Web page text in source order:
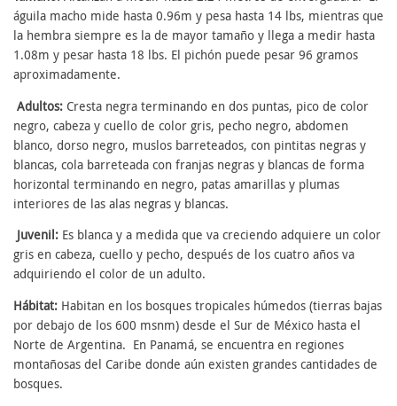
águila macho mide hasta 0.96m y pesa hasta 14 lbs, mientras que
la hembra siempre es la de mayor tamaño y llega a medir hasta
1.08m y pesar hasta 18 lbs. El pichón puede pesar 96 gramos
aproximadamente.
Adultos: Cresta negra terminando en dos puntas, pico de color
negro, cabeza y cuello de color gris, pecho negro, abdomen
blanco, dorso negro, muslos barreteados, con pintitas negras y
blancas, cola barreteada con franjas negras y blancas de forma
horizontal terminando en negro, patas amarillas y plumas
interiores de las alas negras y blancas.
Juvenil: Es blanca y a medida que va creciendo adquiere un color
gris en cabeza, cuello y pecho, después de los cuatro años va
adquiriendo el color de un adulto.
Hábitat: Habitan en los bosques tropicales húmedos (tierras bajas
por debajo de los 600 msnm) desde el Sur de México hasta el
Norte de Argentina. En Panamá, se encuentra en regiones
montañosas del Caribe donde aún existen grandes cantidades de
bosques.